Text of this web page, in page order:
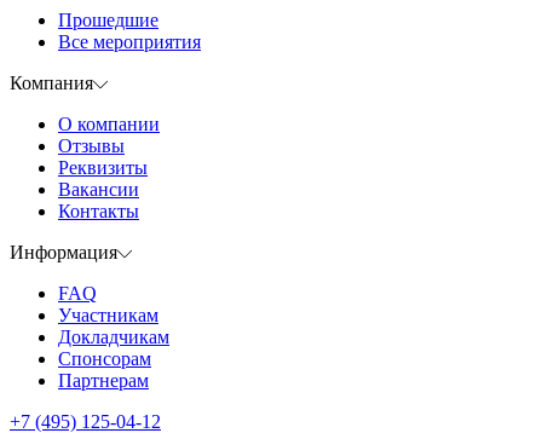
Прошедшие
Все мероприятия
Компания
О компании
Отзывы
Реквизиты
Вакансии
Контакты
Информация
FAQ
Участникам
Докладчикам
Спонсорам
Партнерам
+7 (495) 125-04-12